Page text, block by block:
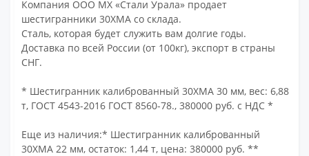
Компания ООО МХ «Стали Урала» продает
шестигранники 30ХМА со склада.
Сталь, которая будет служить вам долгие годы.
Доставка по всей России (от 100кг), экспорт в страны
СНГ.
* Шестигранник калиброванный 30ХМА 30 мм, вес: 6,88
т, ГОСТ 4543-2016 ГОСТ 8560-78., 380000 руб. с НДС *
Еще из наличия:* Шестигранник калиброванный
30ХМА 22 мм, остаток: 1,44 т, цена: 380000 руб. **